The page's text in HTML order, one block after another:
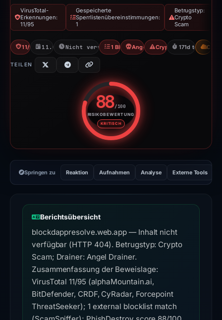
VirusTotal-
Erkennungen:
11/95
Gespeicherte
Sperrlistenübereinstimmungen:
1
Betrugstyp:
Crypto
Scam
11/95 VT11.09.2025Nicht verfügbar seit 06.06.2026
1 BlocklistAngel DrainerCrypto Scam
171d to CDN
TEILEN
88/100
RISIKOBEWERTUNG
KRITISCH
Risikobewertung: 88 von
Springen zu Reaktion Aufnahmen Analyse Externe Tools
Berichtsübersicht
blockdappresolve.web.app — Inhalt nicht
verfügbar (HTTP 404). Betrugstyp: Crypto
Scam; Drainer: Angel Drainer.
Zusammenfassung der Beweislage:
VirusTotal 11/95 (alphaMountain.ai,
BitDefender, CRDF, CyRadar, Forcepoint
ThreatSeeker); 1 external blocklist match